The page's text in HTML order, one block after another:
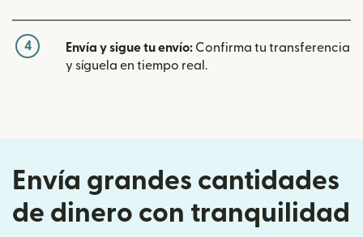
4 Envía y sigue tu envío: Confirma tu transferencia
y síguela en tiempo real.
Envía grandes cantidades
de dinero con tranquilidad